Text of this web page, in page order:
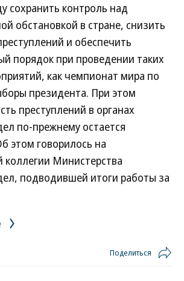
сохранить контроль над
обстановкой в стране, снизить
и обеспечить
порядок при проведении таких
как чемпионат мира по
президента. При этом
преступлений в органах
по-прежнему остается
этом говорилось на
коллегии Министерства
подводившей итоги работы за
Поделиться